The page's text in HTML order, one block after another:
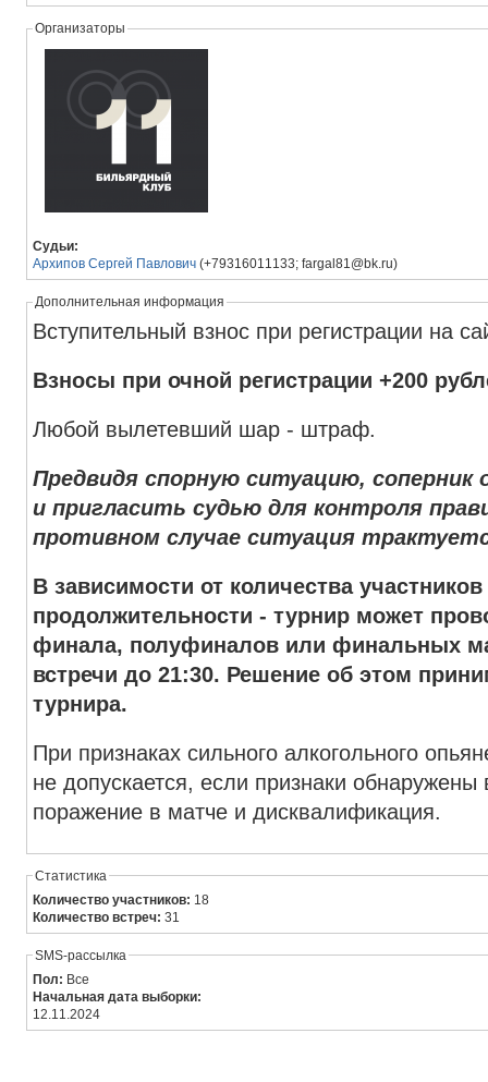
Организаторы
Судьи:
Архипов Сергей Павлович (+79316011133; fargal81@bk.ru)
Дополнительная информация
Вступительный взнос при регистрации на
Взносы при очной регистрации +200
Любой вылетевший шар - штраф.
Предвидя спорную ситуацию, соперник
и пригласить судью для контроля
противном случае ситуация
В зависимости от количества
продолжительности - турнир может
финала, полуфиналов или финальных
встречи до 21:30. Решение об этом
турнира.
При признаках сильного алкогольного
не допускается, если признаки
поражение в матче и дисквалификация.
Статистика
Количество участников: 18
Количество встреч:31
SMS-рассылка
Пол: Все
Начальная дата выборки:
12.11.2024